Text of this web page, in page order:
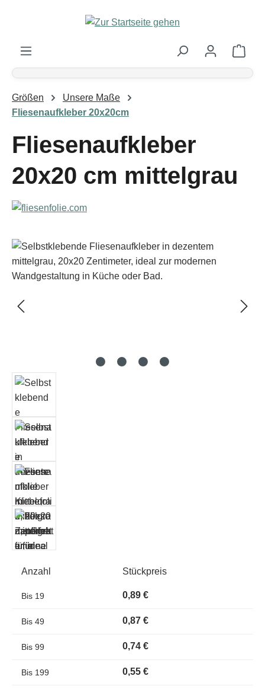
Zum Hauptinhalt springen
Größen
Unsere Maße
Fliesenaufkleber 20x20cm
Fliesenaufkleber
20x20 cm mittelgrau
Bildergalerie überspringen
Anzahl Stückpreis
Bis 19 0,89 €
Bis 49 0,87 €
Bis 99 0,74 €
Bis 199 0,55 €